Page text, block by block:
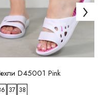
D45001 Pink
37 38